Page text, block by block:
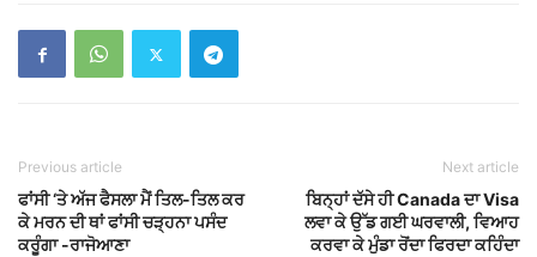
Previous article
ਫਾਂਸੀ ‘ਤੇ ਅੱਜ ਫੈਸਲਾ ਮੈਂ ਤਿਲ-ਤਿਲ ਕਰ
ਕੇ ਮਰਨ ਦੀ ਥਾਂ ਫਾਂਸੀ ਚੜ੍ਹਨਾ ਪਸੰਦ
ਕਰੂੰਗਾ -ਰਾਜੋਆਣਾ
Next article
ਬਿਨ੍ਹਾਂ ਦੱਸੇ ਹੀ Canada ਦਾ Visa
ਲਵਾ ਕੇ ਉੱਡ ਗਈ ਘਰਵਾਲੀ, ਵਿਆਹ
ਕਰਵਾ ਕੇ ਮੁੰਡਾ ਰੋਂਦਾ ਫਿਰਦਾ ਕਹਿੰਦਾ